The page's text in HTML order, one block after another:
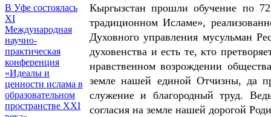
В Уфе состоялась
XI
Международная
научно-
практическая
конференция
«Идеалы и
ценности ислама в
образовательном
пространстве XXI
Кыргызстан прошли обучение по
традиционном Исламе»,
Духовного управления мусульман
духовенства и есть те, кто
нравственном возрождении
земле нашей единой Отчизны, да
служение и благородный труд.
согласия на земле нашей дорогой